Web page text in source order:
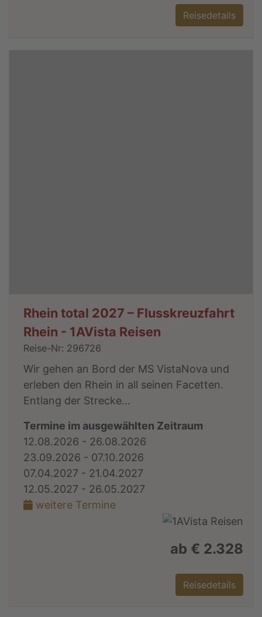
Reisedetails
Rhein total 2027 – Flusskreuzfahrt
Rhein - 1AVista Reisen
Reise-Nr: 296726
Wir gehen an Bord der MS VistaNova und
erleben den Rhein in all seinen Facetten.
Entlang der Strecke...
Termine im ausgewählten Zeitraum
12.08.2026 - 26.08.2026
23.09.2026 - 07.10.2026
07.04.2027 - 21.04.2027
12.05.2027 - 26.05.2027
weitere Termine
ab € 2.328
Reisedetails